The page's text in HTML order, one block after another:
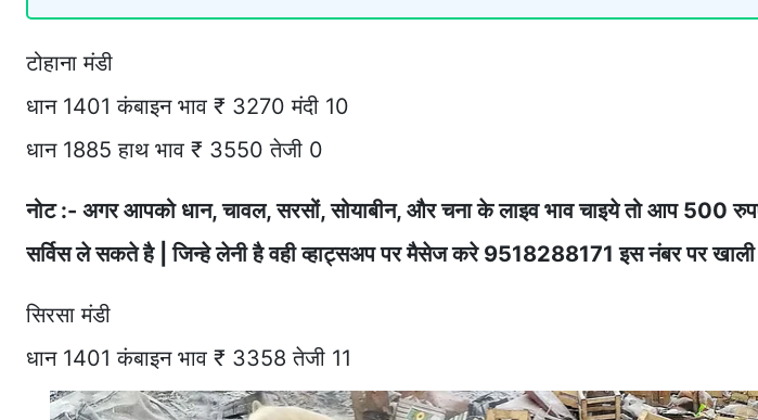
टोहाना मंडी
धान 1401 कंबाइन भाव ₹ 3270 मंदी 10
धान 1885 हाथ भाव ₹ 3550 तेजी 0
नोट :- अगर आपको धान, चावल, सरसों, सोयाबीन, और चना के लाइव भाव चाइये तो आप 500
सर्विस ले सकते है | जिन्हे लेनी है वही व्हाट्सअप पर मैसेज करे 9518288171 इस नंबर पर
सिरसा मंडी
धान 1401 कंबाइन भाव ₹ 3358 तेजी 11